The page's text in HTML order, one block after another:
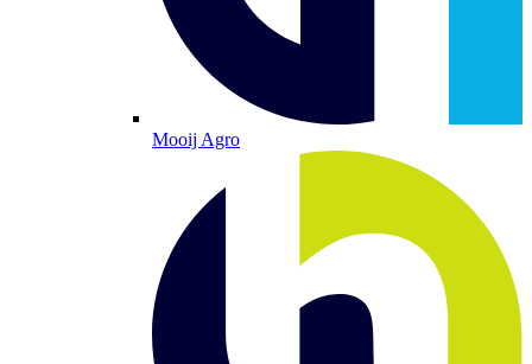
Mooij Agro